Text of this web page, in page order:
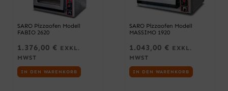
SARO Pizzaofen Modell
FABIO 2620
1.376,00 € EXKL.
MWST
IN DEN WARENKORB
SARO Pizzaofen Modell
MASSIMO 1920
1.043,00 € EXKL.
MWST
IN DEN WARENKORB